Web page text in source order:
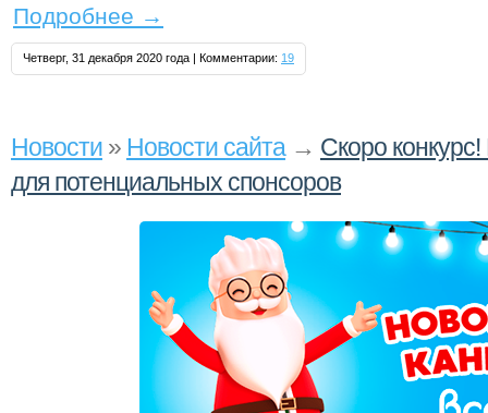
Подробнее →
Четверг, 31 декабря 2020 года | Комментарии: 19
Новости » Новости сайта→ Скоро
для потенциальных спонсоров